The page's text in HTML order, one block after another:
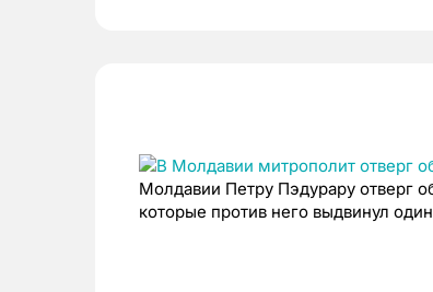
Молдавии Петру Пэдурару отверг
которые против него выдвинул